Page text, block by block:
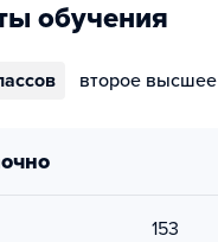
обучения
второе высшее
153